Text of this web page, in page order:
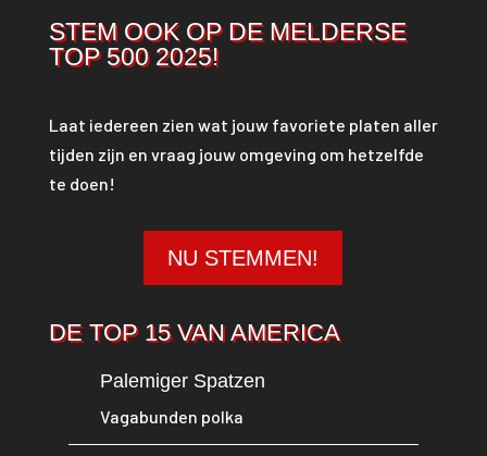
STEM OOK OP DE MELDERSE
TOP 500 2025!
Laat iedereen zien wat jouw favoriete platen aller
tijden zijn en vraag jouw omgeving om hetzelfde
te doen!
NU STEMMEN!
DE TOP 15 VAN AMERICA
Palemiger Spatzen
Vagabunden polka